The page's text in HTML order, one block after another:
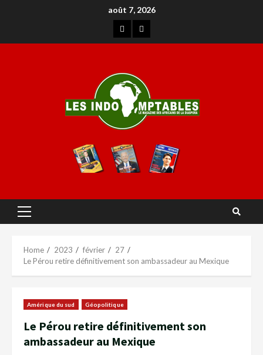
août 7, 2026
Home 2023 février
27
Le Pérou retire définitivement son ambassadeur au Mexique
Amérique du sud Géopolitique
Le Pérou retire définitivement son
ambassadeur au Mexique